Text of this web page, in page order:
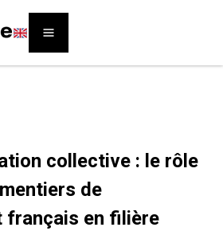
collective : le rôle
de
français en filière